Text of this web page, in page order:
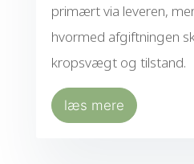
primært via leveren,
hvormed afgiftningen
kropsvægt og tilstand.
læs mere